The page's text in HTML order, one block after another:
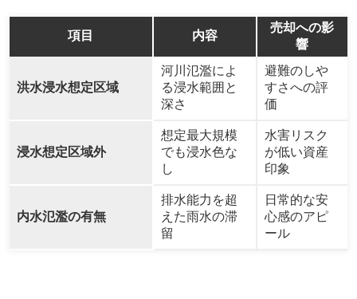
項目 内容
売却への影
響
洪水浸水想定区域
河川氾濫によ
る浸水範囲と
深さ
避難のしや
すさへの評
価
浸水想定区域外
想定最大規模
でも浸水色な
し
水害リスク
が低い資産
印象
内水氾濫の有無
排水能力を超
えた雨水の滞
留
日常的な安
心感のアピ
ール